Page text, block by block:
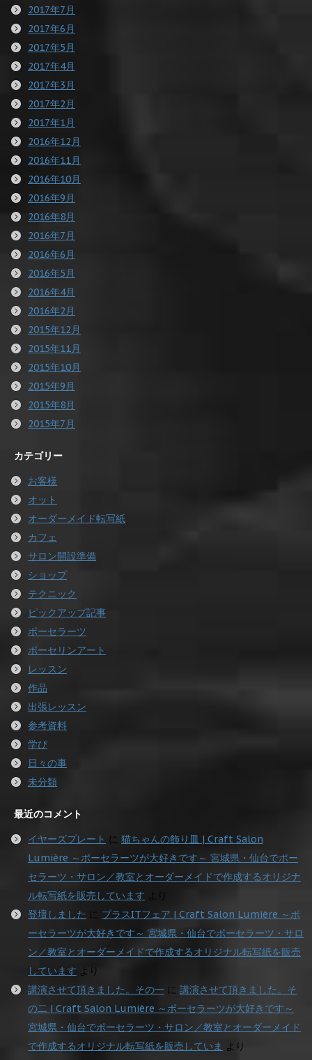
2017年7月
2017年6月
2017年5月
2017年4月
2017年3月
2017年2月
2017年1月
2016年12月
2016年11月
2016年10月
2016年9月
2016年8月
2016年7月
2016年6月
2016年5月
2016年4月
2016年2月
2015年12月
2015年11月
2015年10月
2015年9月
2015年8月
2015年7月
カテゴリー
お客様
オット
オーダーメイド転写紙
カフェ
サロン開設準備
ショップ
テクニック
ピックアップ記事
ポーセラーツ
ポーセリンアート
レッスン
作品
出張レッスン
参考資料
学び
日々の事
未分類
最近のコメント
イヤーズプレート に 猫ちゃんの飾り皿 | Craft Salon
Lumière ～ポーセラーツが大好きです～ 宮城県・仙台でポー
セラーツ・サロン／教室とオーダーメイドで作成するオリジナ
ル転写紙を販売しています
登壇しました に プラスITフェア | Craft Salon Lumière ～ポ
ーセラーツが大好きです～ 宮城県・仙台でポーセラーツ・サロ
ン／教室とオーダーメイドで作成するオリジナル転写紙を販売
しています より
講演させて頂きました。その一 に 講演させて頂きました。そ
の二 | Craft Salon Lumière ～ポーセラーツが大好きです～
宮城県・仙台でポーセラーツ・サロン／教室とオーダーメイド
で作成するオリジナル転写紙を販売していま より